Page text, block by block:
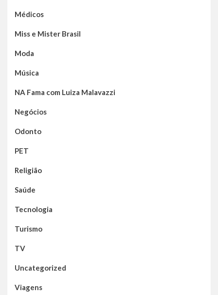
Médicos
Miss e Mister Brasil
Moda
Música
NA Fama com Luiza Malavazzi
Negócios
Odonto
PET
Religião
Saúde
Tecnologia
Turismo
TV
Uncategorized
Viagens